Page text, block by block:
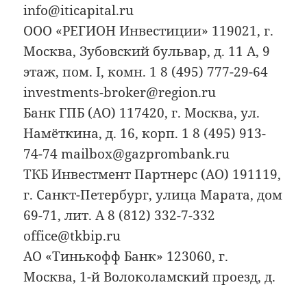
info@iticapital.ru
ООО «РЕГИОН Инвестиции» 119021, г.
Москва, Зубовский бульвар, д. 11 А, 9
этаж, пом. I, комн. 1 8 (495) 777-29-64
investments-broker@region.ru
Банк ГПБ (АО) 117420, г. Москва, ул.
Намёткина, д. 16, корп. 1 8 (495) 913-
74-74 mailbox@gazprombank.ru
ТКБ Инвестмент Партнерс (АО) 191119,
г. Санкт-Петербург, улица Марата, дом
69-71, лит. А 8 (812) 332-7-332
office@tkbip.ru
АО «Тинькофф Банк» 123060, г.
Москва, 1-й Волоколамский проезд, д.